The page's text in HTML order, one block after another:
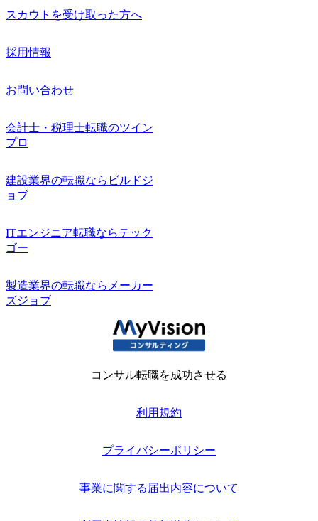
スカウトを受け取った方へ
採用情報
お問い合わせ
会計士・税理士転職のツイン
プロ
建設業界の転職ならビルドジ
ョブ
ITエンジニア転職ならテック
ゴー
製造業界の転職ならメーカー
ズジョブ
コンサル転職を成功させる
利用規約
プライバシーポリシー
事業に関する届出内容について